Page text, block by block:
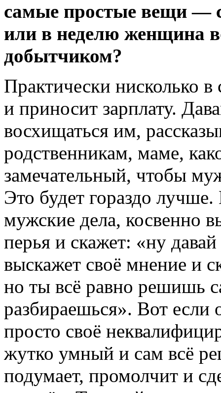
самые простые вещи —
или в неделю женщина
добытчиком?
Практически нисколько
и приносит зарплату.
восхищаться им,
родственникам, маме,
замечательный, чтобы
Это будет гораздо лучше.
мужские дела, косвенно
перья и скажет: «ну
выскажет своё мнение и
но ты всё равно решишь
разбираешься». Вот если
просто своё
жутко умный и сам всё
подумает, промолчит и